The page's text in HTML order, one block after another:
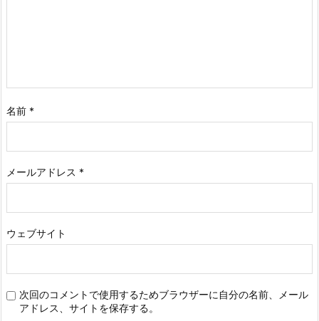
名前 *
メールアドレス *
ウェブサイト
次回のコメントで使用するためブラウザーに自分の名前、メール
アドレス、サイトを保存する。